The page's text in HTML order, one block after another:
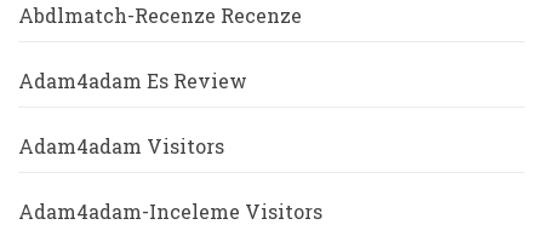
Abdlmatch-Recenze Recenze
Adam4adam Es Review
Adam4adam Visitors
Adam4adam-Inceleme Visitors